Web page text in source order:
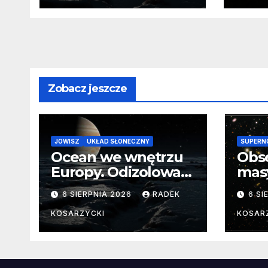
Zobacz jeszcze
JOWISZ UKŁAD SŁONECZNY
Ocean we wnętrzu
Europy. Odizolowani
przez lodową
barierę
6 SIERPNIA 2026 RADEK
KOSARZYCKI
od
6